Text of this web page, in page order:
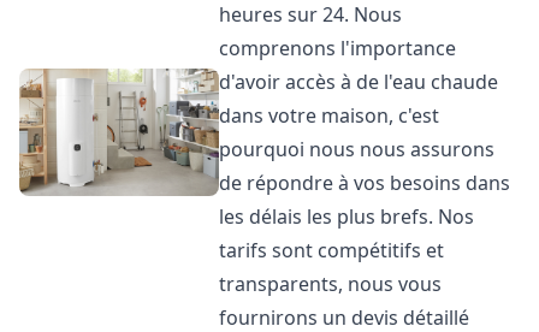
heures sur 24. Nous
comprenons l'importance
d'avoir accès à de l'eau chaude
dans votre maison, c'est
pourquoi nous nous assurons
de répondre à vos besoins dans
les délais les plus brefs. Nos
tarifs sont compétitifs et
transparents, nous vous
fournirons un devis détaillé